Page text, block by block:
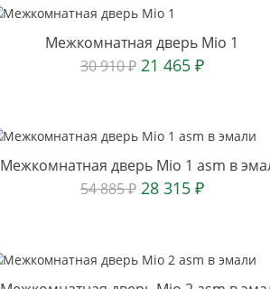
Межкомнатная дверь Mio 1
30 910₽ 21 465 ₽
Межкомнатная дверь Mio 1 asm в
54 885₽ 28 315 ₽